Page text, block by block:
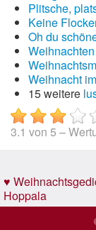
Plitsche,
Keine
Oh du
Weihnachten
Weihnacht
15 weitere
3.1 von 5 –
♥
Hoppala